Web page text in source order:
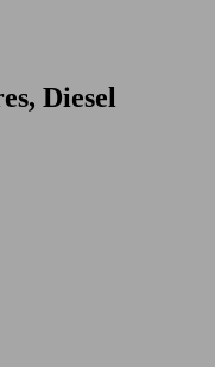
Diesel